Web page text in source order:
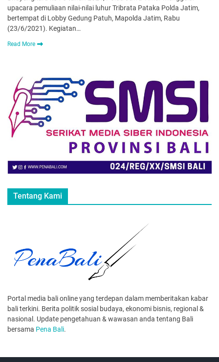
upacara pemuliaan nilai-nilai luhur Tribrata Pataka Polda Jatim,
bertempat di Lobby Gedung Patuh, Mapolda Jatim, Rabu
(23/6/2021). Kegiatan…
Read More
Tentang Kami
Portal media bali online yang terdepan dalam memberitakan kabar
bali terkini. Berita politik sosial budaya, ekonomi bisnis, regional &
nasional. Update pengetahuan & wawasan anda tentang Bali
bersama Pena Bali.